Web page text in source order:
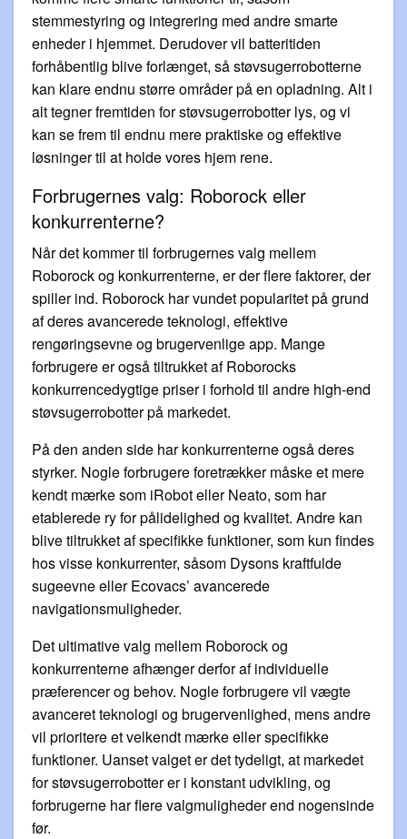
stemmestyring og integrering med andre smarte
enheder i hjemmet. Derudover vil batteritiden
forhåbentlig blive forlænget, så støvsugerrobotterne
kan klare endnu større områder på en opladning. Alt i
alt tegner fremtiden for støvsugerrobotter lys, og vi
kan se frem til endnu mere praktiske og effektive
løsninger til at holde vores hjem rene.
Forbrugernes valg: Roborock eller
konkurrenterne?
Når det kommer til forbrugernes valg mellem
Roborock og konkurrenterne, er der flere faktorer, der
spiller ind. Roborock har vundet popularitet på grund
af deres avancerede teknologi, effektive
rengøringsevne og brugervenlige app. Mange
forbrugere er også tiltrukket af Roborocks
konkurrencedygtige priser i forhold til andre high-end
støvsugerrobotter på markedet.
På den anden side har konkurrenterne også deres
styrker. Nogle forbrugere foretrækker måske et mere
kendt mærke som iRobot eller Neato, som har
etablerede ry for pålidelighed og kvalitet. Andre kan
blive tiltrukket af specifikke funktioner, som kun findes
hos visse konkurrenter, såsom Dysons kraftfulde
sugeevne eller Ecovacs’ avancerede
navigationsmuligheder.
Det ultimative valg mellem Roborock og
konkurrenterne afhænger derfor af individuelle
præferencer og behov. Nogle forbrugere vil vægte
avanceret teknologi og brugervenlighed, mens andre
vil prioritere et velkendt mærke eller specifikke
funktioner. Uanset valget er det tydeligt, at markedet
for støvsugerrobotter er i konstant udvikling, og
forbrugerne har flere valgmuligheder end nogensinde
før.